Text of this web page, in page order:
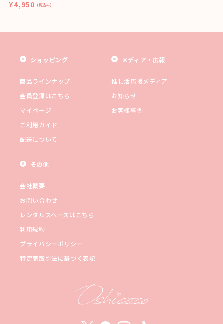
¥4,950 (税込み)
ショッピング
商品ラインナップ
会員登録はこちら
マイページ
ご利用ガイド
配送について
メディア・広報
推し活応援メディア
お知らせ
お客様事例
その他
会社概要
お問い合わせ
レンタルスペースはこちら
利用規約
プライバシーポリシー
特定商取引法に基づく表記